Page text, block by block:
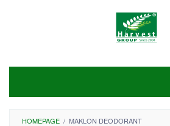
HOMEPAGE / MAKLON DEODORANT